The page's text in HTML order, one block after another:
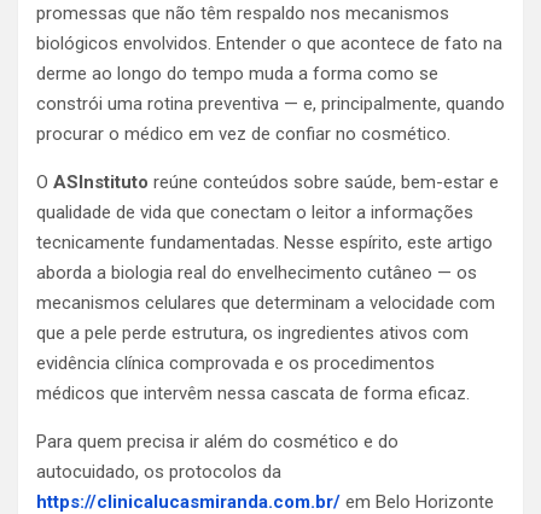
promessas que não têm respaldo nos mecanismos
biológicos envolvidos. Entender o que acontece de fato na
derme ao longo do tempo muda a forma como se
constrói uma rotina preventiva — e, principalmente, quando
procurar o médico em vez de confiar no cosmético.
O ASInstituto reúne conteúdos sobre saúde, bem-estar e
qualidade de vida que conectam o leitor a informações
tecnicamente fundamentadas. Nesse espírito, este artigo
aborda a biologia real do envelhecimento cutâneo — os
mecanismos celulares que determinam a velocidade com
que a pele perde estrutura, os ingredientes ativos com
evidência clínica comprovada e os procedimentos
médicos que intervêm nessa cascata de forma eficaz.
Para quem precisa ir além do cosmético e do
autocuidado, os protocolos da
https://clinicalucasmiranda.com.br/ em Belo Horizonte